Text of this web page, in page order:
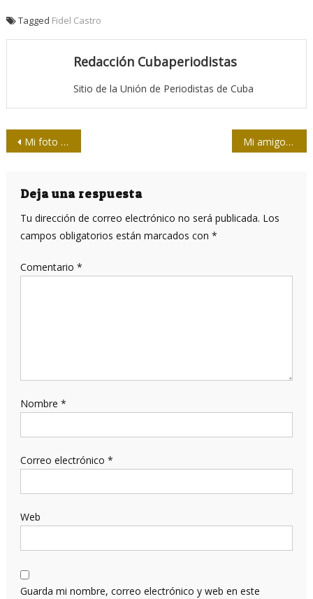
Tagged Fidel Castro
Redacción Cubaperiodistas
Sitio de la Unión de Periodistas de Cuba
Navegación
entradas
Mi foto con Fidel Mi amigo Fidel
Deja una respuesta
Tu dirección de correo electrónico no será publicada. Los
campos obligatorios están marcados con *
Comentario *
Nombre *
Correo electrónico *
Web
Guarda mi nombre, correo electrónico y web en este